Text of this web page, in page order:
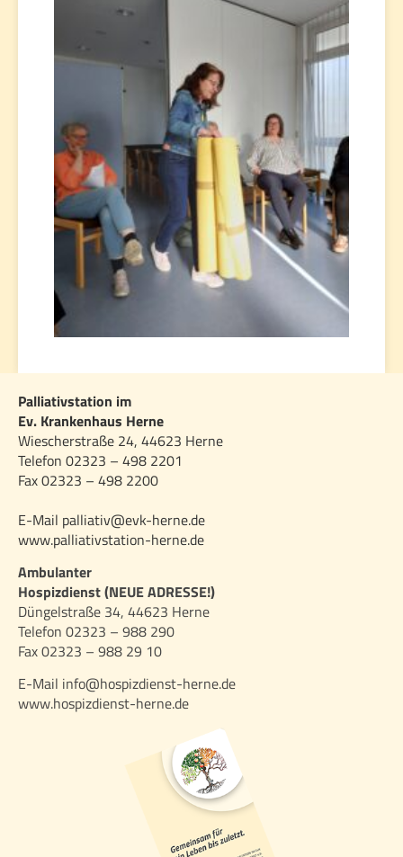
Palliativstation im
Ev. Krankenhaus Herne
Wiescherstraße 24, 44623 Herne
Telefon 02323 – 498 2201
Fax 02323 – 498 2200
E-Mail palliativ@evk-herne.de
www.palliativstation-herne.de
Ambulanter
Hospizdienst (NEUE ADRESSE!)
Düngelstraße 34, 44623 Herne
Telefon 02323 – 988 290
Fax 02323 – 988 29 10
E-Mail info@hospizdienst-herne.de
www.hospizdienst-herne.de